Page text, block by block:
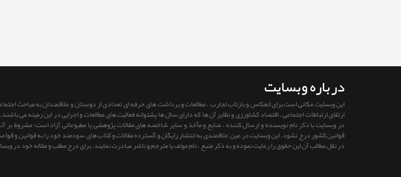
درباره وبسایت
این وبسایت مکانی است برای انعکاس و بازتاب تجارب ، مطالعات و برداشت های حرفه ای تعدادی از دوستان و علاقمندان به مباحث
ارتقای ارتباطات اجتماعی ، اقتصاد کشاورزی و نظایر آن ها که دارای سال ها پشتوانه فعالیت های مطالعات و اجرایی در این زمینه می
در وبسایت با ذکر نام نویسنده و ارسال کننده ، منابع و مآخذ و سایر شاخصه های مقالات پژوهشی یا مطبوعاتی آزاد است؛ مشروط
قوانين كشور درج نشود. این وبسایت در عین علاقمندی به انتشار رایگان و گسترده مقالات و کتاب های سودمند خود را به قوانین و قواعد
در نقل مطالب آن این حقوق را رعایت نموده و به ذکر منبع ، نام مولف یا مترجم و ناشر مبادرت نمایند. برای درج مطلب و مقاله خود در